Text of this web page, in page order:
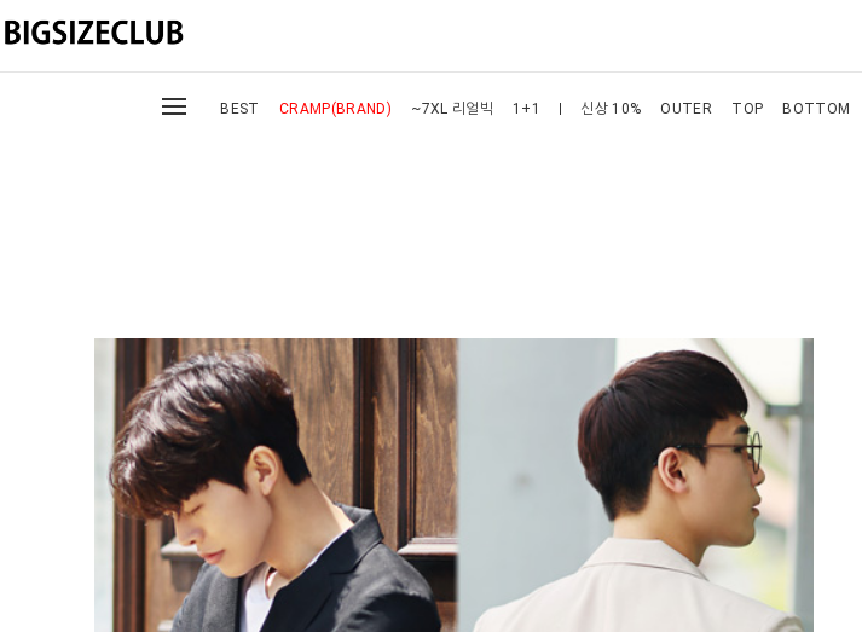
BEST CRAMP(BRAND) ~7XL 리얼빅 1+1 신상 10% OUTER TOP BOTTOM